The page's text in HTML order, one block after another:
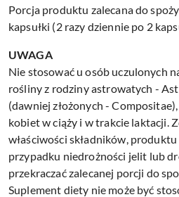
Porcja produktu zalecana do
kapsułki (2 razy dziennie po 2
UWAGA
Nie stosować u osób uczulonych
rośliny z rodziny astrowatych -
(dawniej złożonych -
kobiet w ciąży i w trakcie laktacji.
właściwości składników,
przypadku niedrożności jelit lub
przekraczać zalecanej porcji do
Suplement diety nie może być